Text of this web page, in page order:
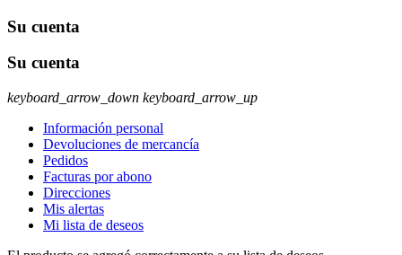
Su cuenta
Su cuenta
keyboard_arrow_down keyboard_arrow_up
Información personal
Devoluciones de mercancía
Pedidos
Facturas por abono
Direcciones
Mis alertas
Mi lista de deseos